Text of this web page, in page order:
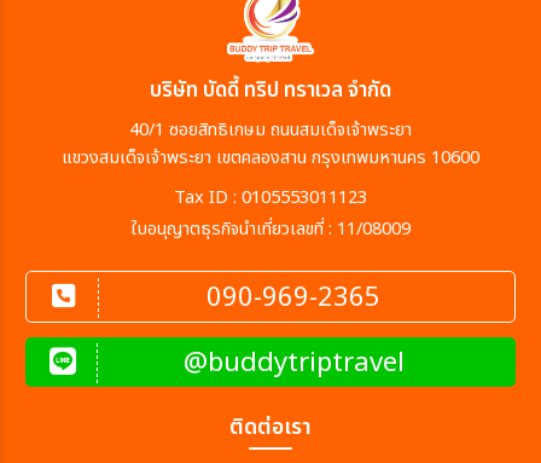
บริษัท บัดดี้ ทริป ทราเวล จำกัด
40/1 ซอยสิทธิเกษม ถนนสมเด็จเจ้าพระยา
แขวงสมเด็จเจ้าพระยา เขตคลองสาน กรุงเทพมหานคร 10600
Tax ID : 0105553011123
ใบอนุญาตธุรกิจนำเที่ยวเลขที่ : 11/08009
090-969-2365
@buddytriptravel
ติดต่อเรา